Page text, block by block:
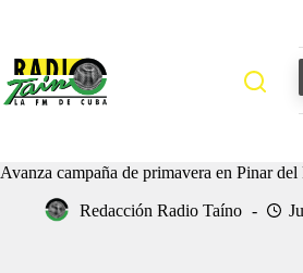
Avanza campaña de primavera en Pinar del
Redacción Radio Taíno